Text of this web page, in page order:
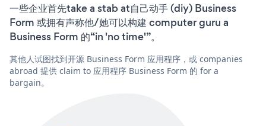
一些企业首先take a stab at自己动手 (diy) Business
Form 或拥有声称他/她可以构建 computer guru a
Business Form 的“in 'no time'”。
其他人试图找到开源 Business Form 应用程序，或 companies
abroad 提供 claim to 应用程序 Business Form 的 for a
bargain。